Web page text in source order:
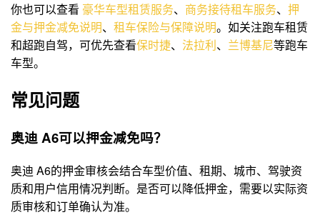
你也可以查看 豪华车型租赁服务、 商务接待租车服务、 押
金与押金减免说明、 租车保险与保障说明。如关注跑车租赁
和超跑自驾，可优先查看保时捷、 法拉利、 兰博基尼等跑车
车型。
常见问题
奥迪 A6可以押金减免吗？
奥迪 A6的押金审核会结合车型价值、租期、城市、驾驶资
质和用户信用情况判断。是否可以降低押金，需要以实际资
质审核和订单确认为准。